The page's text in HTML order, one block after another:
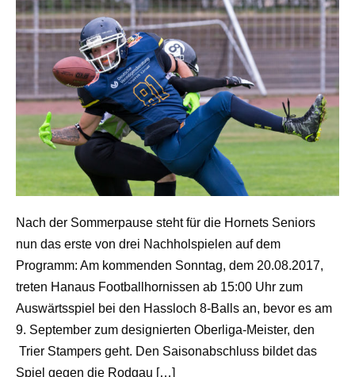
Nach der Sommerpause steht für die Hornets Seniors
nun das erste von drei Nachholspielen auf dem
Programm: Am kommenden Sonntag, dem 20.08.2017,
treten Hanaus Footballhornissen ab 15:00 Uhr zum
Auswärtsspiel bei den Hassloch 8-Balls an, bevor es am
9. September zum designierten Oberliga-Meister, den
Trier Stampers geht. Den Saisonabschluss bildet das
Spiel gegen die Rodgau […]